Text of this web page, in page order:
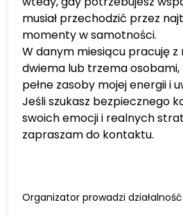
musiał przechodzić przez
momenty w samotności.
W danym miesiącu pracuję
dwiema lub trzema
pełne zasoby mojej energii i
Jeśli szukasz bezpiecznego
swoich emocji i realnych
zapraszam do kontaktu.
Organizator prowadzi